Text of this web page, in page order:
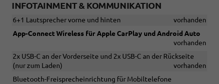
INFOTAINMENT & KOMMUNIKATION
6+1 Lautsprecher vorne und hinten
vorhanden
App-Connect Wireless für Apple CarPlay und Android Auto
vorhanden
2x USB-C an der Vorderseite und 2x USB-C an der Rückseite
(nur zum Laden)
vorhanden
Bluetooth-Freisprecheinrichtung für Mobiltelefone